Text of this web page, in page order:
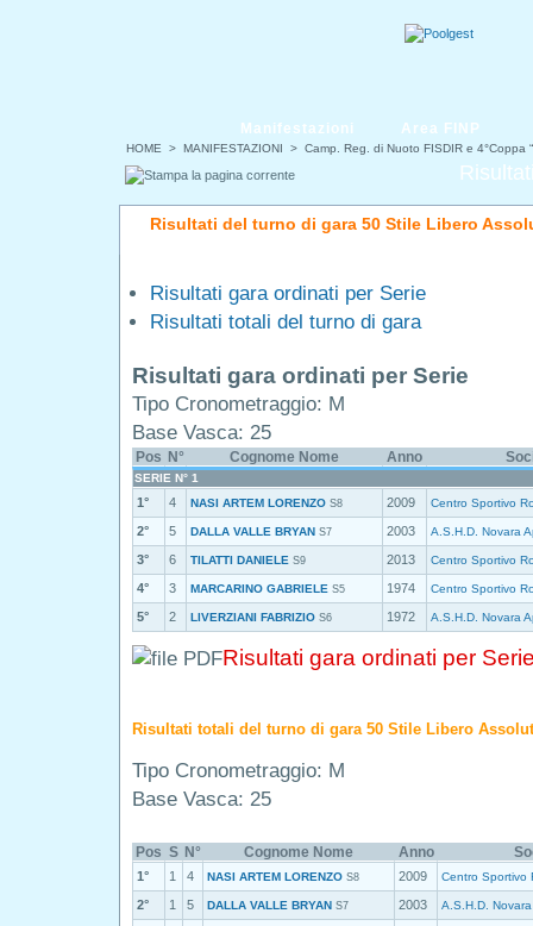
HOME > MANIFESTAZIONI > Camp. Reg. di Nuoto FISDIR e 4°Coppa
Manifestazioni Area FINP
Risultati del turno di gara 50 Stile Libero
Risultati gara ordinati per Serie
Risultati totali del turno di gara
Risultati gara ordinati per Serie
Tipo Cronometraggio: M
Base Vasca: 25
Pos N° Cognome Nome Anno
SERIE N° 1
1° 4 NASI ARTEM LORENZO S8 2009 Centro Sportivo
2° 5 DALLA VALLE BRYAN S7 2003 A.S.H.D. Novara
3° 6 TILATTI DANIELE S9 2013 Centro Sportivo
4° 3 MARCARINO GABRIELE S5 1974 Centro Sportivo
5° 2 LIVERZIANI FABRIZIO S6 1972 A.S.H.D. Novara
Risultati gara ordinati per
Risultati totali del turno di gara 50 Stile Libero
Tipo Cronometraggio: M
Base Vasca: 25
Pos S N° Cognome Nome Anno
1° 1 4 NASI ARTEM LORENZO S8 2009 Centro Sportivo
2° 1 5 DALLA VALLE BRYAN S7 2003 A.S.H.D.